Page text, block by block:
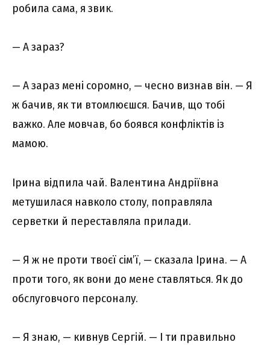
робила сама, я звик.
— А зараз?
— А зараз мені соромно, — чесно визнав він. — Я
ж бачив, як ти втомлюєшся. Бачив, що тобі
важко. Але мовчав, бо боявся конфліктів із
мамою.
Ірина відпила чай. Валентина Андріївна
метушилася навколо столу, поправляла
серветки й переставляла прилади.
— Я ж не проти твоєї сім’ї, — сказала Ірина. — А
проти того, як вони до мене ставляться. Як до
обслуговчого персоналу.
— Я знаю, — кивнув Сергій. — І ти правильно